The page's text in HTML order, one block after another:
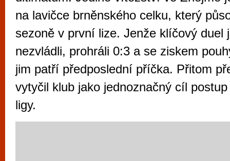
na lavičce brněnského celku, který
sezoně v první lize. Jenže klíčový duel
nezvládli, prohráli 0:3 a se ziskem
jim patří předposlední příčka. Přitom
vytyčil klub jako jednoznačný cíl
ligy.